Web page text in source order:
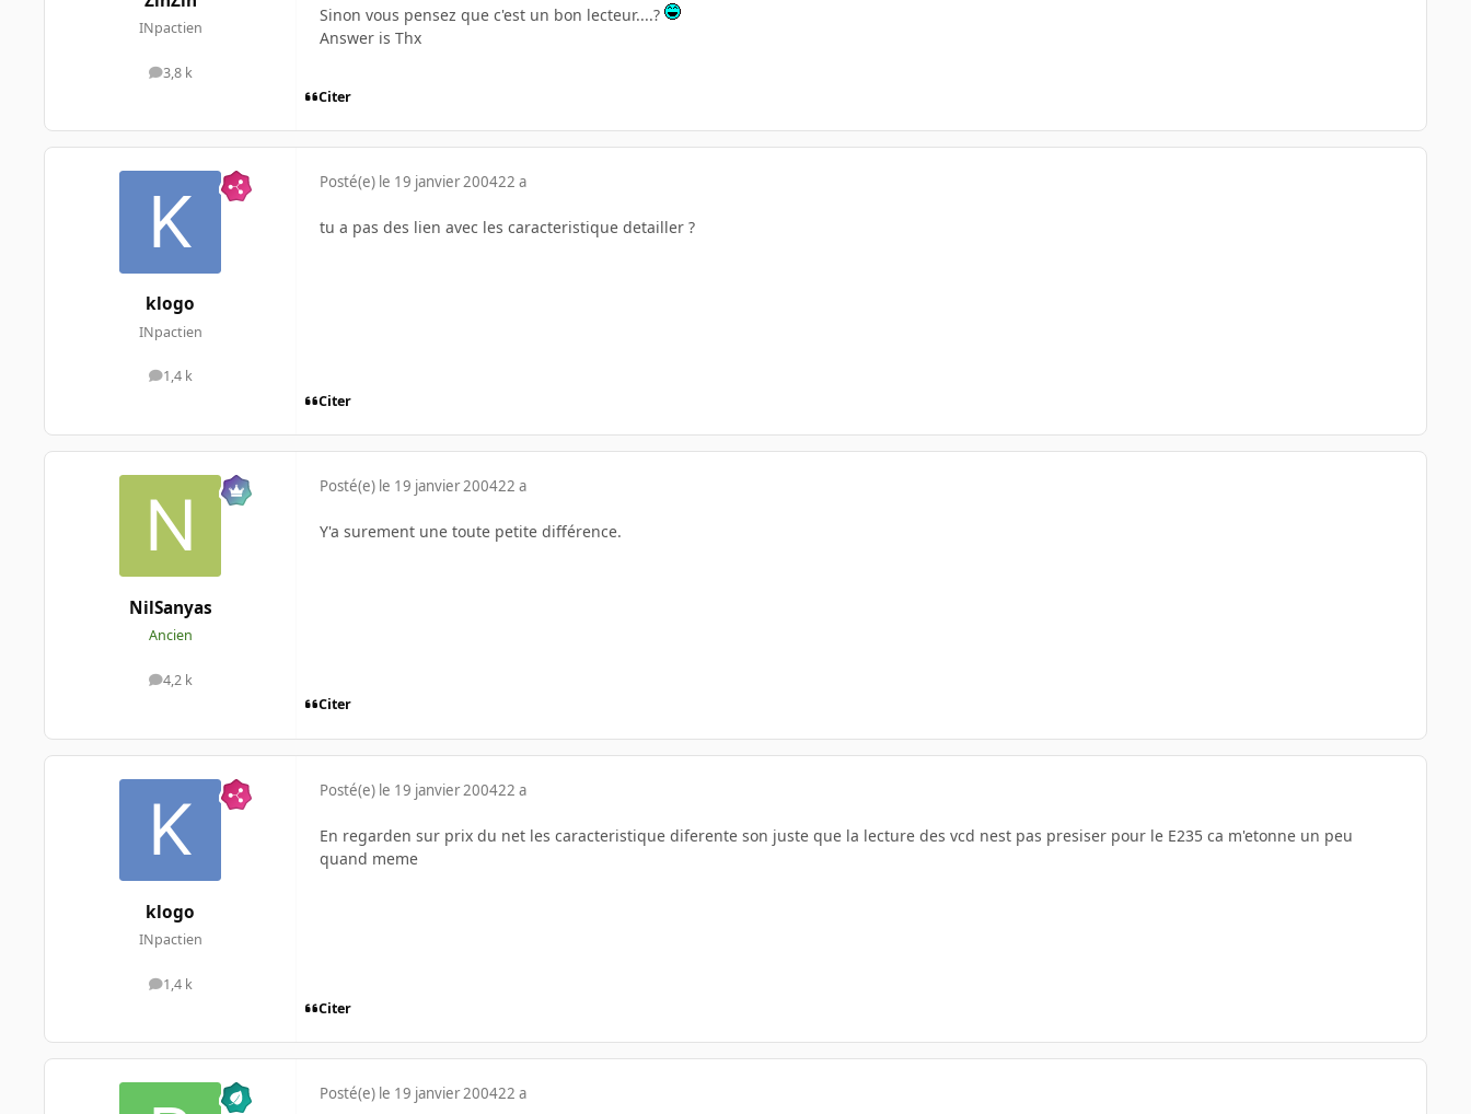
INpactien
3,8 k
messages
Sinon vous pensez que c'est un bon lecteur....?
Answer is Thx
Citer
klogo
INpactien
1,4 k
messages
Posté(e) le 19 janvier 200422 a
tu a pas des lien avec les caracteristique detailler ?
Citer
NilSanyas
Ancien
4,2 k
messages
Posté(e) le 19 janvier 200422 a
Y'a surement une toute petite différence.
Citer
klogo
INpactien
1,4 k
messages
Posté(e) le 19 janvier 200422 a
En regarden sur prix du net les caracteristique diferente son juste que la lecture des vcd nest pas presiser pour le E235 ca m'etonne un peu
quand meme
Citer
Posté(e) le 19 janvier 200422 a